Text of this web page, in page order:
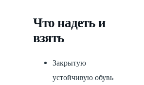
Что надеть и
взять
Закрытую
устойчивую обувь